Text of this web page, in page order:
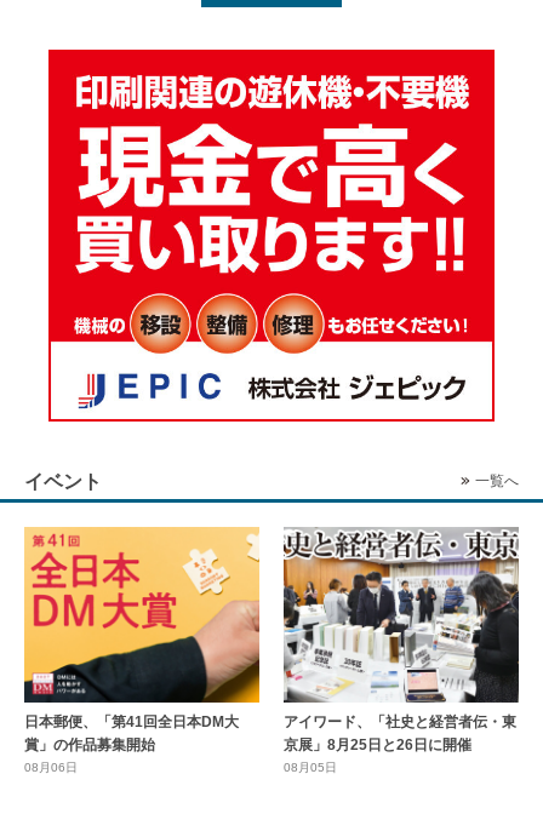
イベント 一覧へ
日本郵便、「第41回全日本DM大
賞」の作品募集開始
08月06日
アイワード、「社史と経営者伝・東
京展」8月25日と26日に開催
08月05日